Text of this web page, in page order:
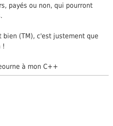
payés ou non, qui pourront
(TM), c'est justement que
!
à mon C++